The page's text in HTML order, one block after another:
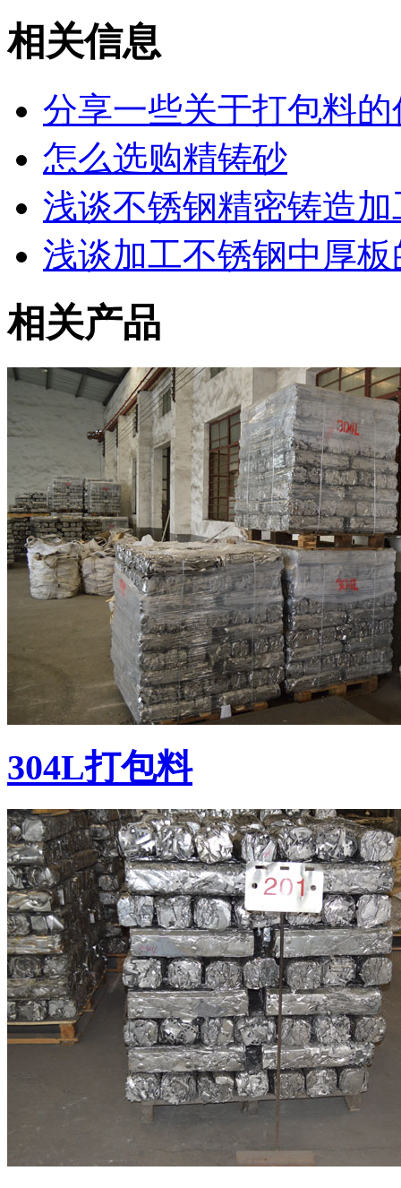
相关信息
分享一些关于打包料的
怎么选购精铸砂
浅谈不锈钢精密铸造
浅谈加工不锈钢中厚
相关产品
304L打包料